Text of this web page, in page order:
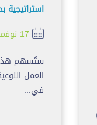
استراتيجية
17 نوفمبر 2025
ستُسهم
العمل
في...